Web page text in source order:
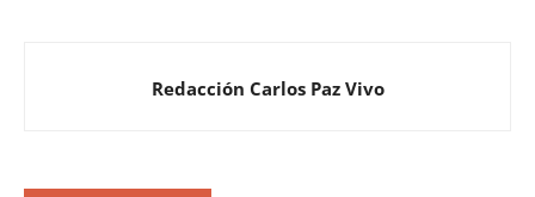
Redacción Carlos Paz Vivo